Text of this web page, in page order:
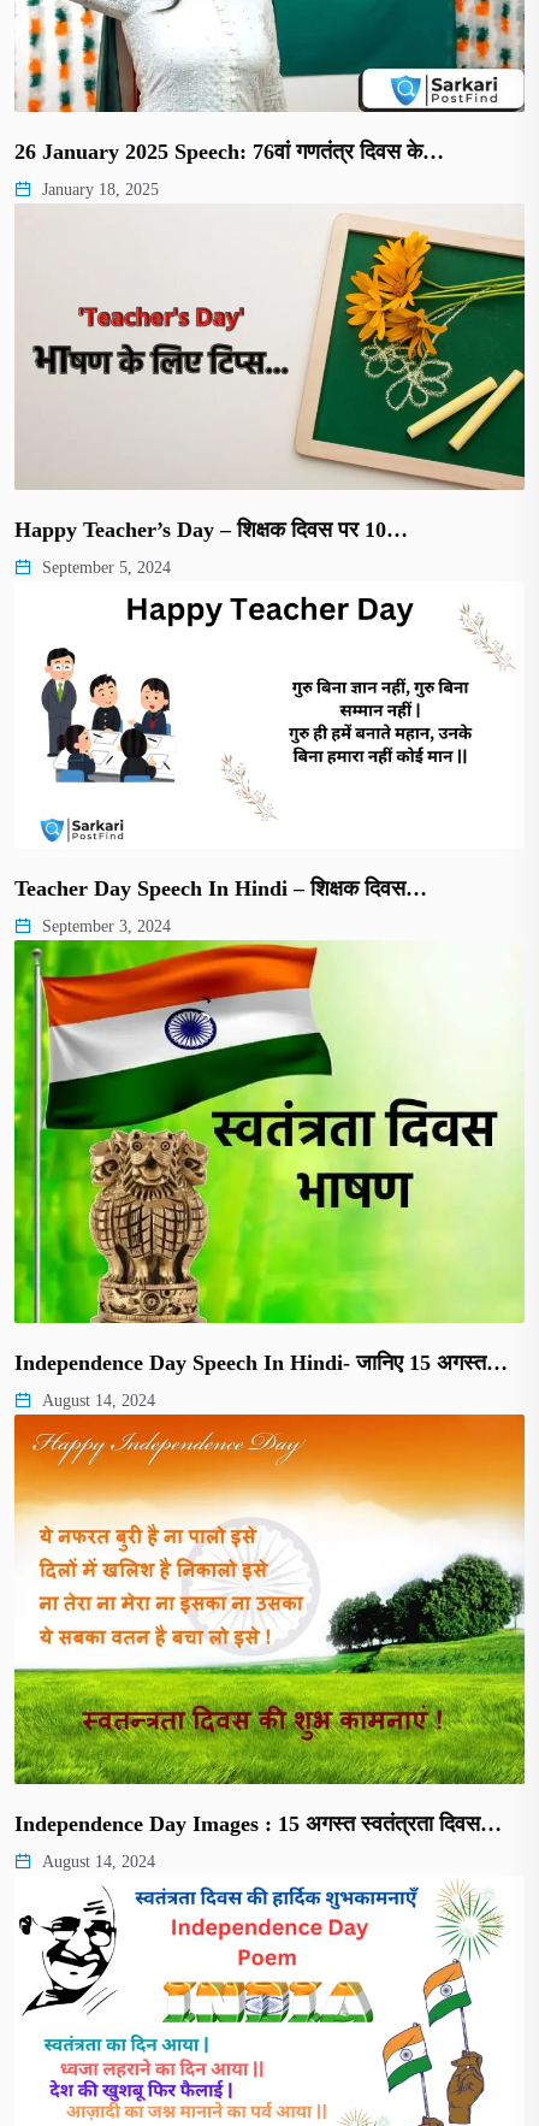
26 January 2025 Speech: 76वां गणतंत्र दिवस के…
January 18, 2025
Happy Teacher’s Day – शिक्षक दिवस पर 10…
September 5, 2024
Teacher Day Speech In Hindi – शिक्षक दिवस…
September 3, 2024
Independence Day Speech In Hindi- जानिए 15 अगस्त…
August 14, 2024
Independence Day Images : 15 अगस्त स्वतंत्रता दिवस…
August 14, 2024